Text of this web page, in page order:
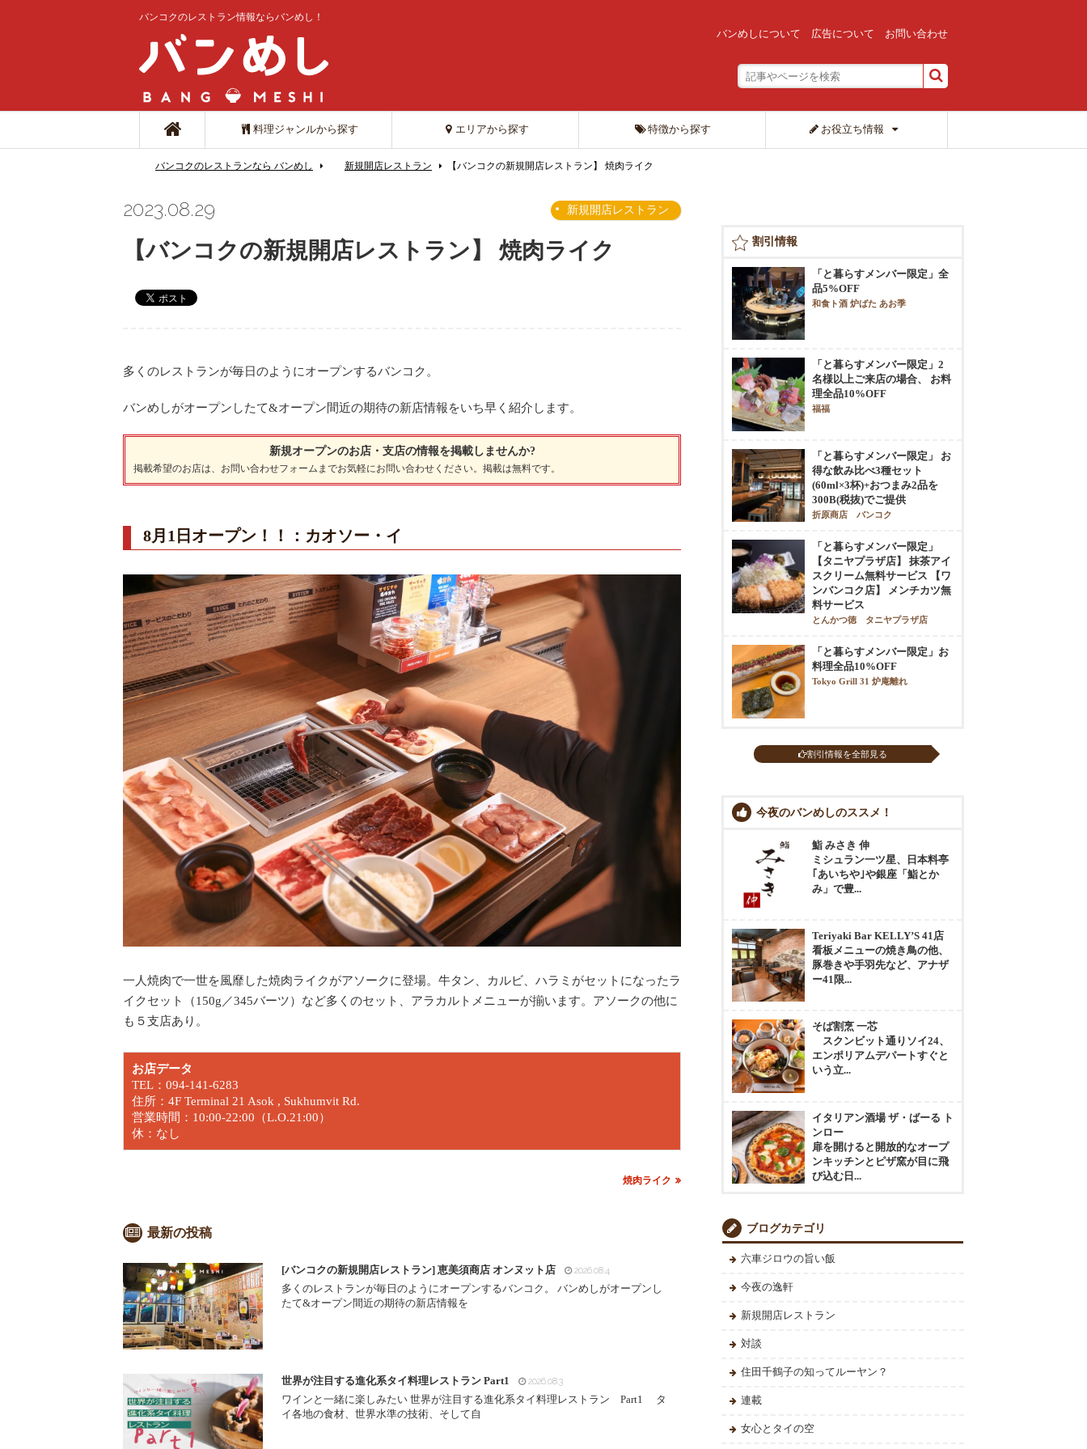
バンコクのレストラン情報ならバンめし！
バンめしについて 広告について お問い合わせ
料理ジャンルから探す エリアから探す 特徴から探す お役立ち情報
バンコクのレストランなら バンめし 新規開店レストラン 【バンコクの新規開店レストラン】 焼肉ライク
2023.08.29 新規開店レストラン
【バンコクの新規開店レストラン】 焼肉ライク
多くのレストランが毎日のようにオープンするバンコク。
バンめしがオープンしたて&オープン間近の期待の新店情報をいち早く紹介します。
新規オープンのお店・支店の情報を掲載しませんか?
掲載希望のお店は、 お問い合わせフォーム までお気軽にお問い合わせください。掲載は無料です。
8月1日オープン！！：カオソー・イ
一人焼肉で一世を風靡した焼肉ライクがアソークに登場。牛タン、カルビ、ハラミがセットになったラ
イクセット（150g／345バーツ）など多くのセット、アラカルトメニューが揃います。アソークの他に
も５支店あり。
お店データ
TEL：094-141-6283
住所：4F Terminal 21 Asok , Sukhumvit Rd.
営業時間：10:00-22:00（L.O.21:00）
休：なし
焼肉ライク
最新の投稿
[バンコクの新規開店レストラン] 恵美須商店 オンヌット店 2026.08.4
多くのレストランが毎日のようにオープンするバンコク。 バンめしがオープンし
たて&オープン間近の期待の新店情報を
世界が注目する進化系タイ料理レストラン Part1 2026.08.3
ワインと一緒に楽しみたい 世界が注目する進化系タイ料理レストラン Part1 タ
イ各地の食材、世界水準の技術、そして自
割引情報
「と暮らすメンバー限定」全
品5%OFF
和食ト酒 炉ばた あお季
「と暮らすメンバー限定」2
名様以上ご来店の場合、 お料
理全品10%OFF
福福
「と暮らすメンバー限定」 お
得な飲み比べ3種セット
(60ml×3杯)+おつまみ2品を
300B(税抜)でご提供
折原商店 バンコク
「と暮らすメンバー限定」
【タニヤプラザ店】 抹茶アイ
スクリーム無料サービス 【ワ
ンバンコク店】 メンチカツ無
料サービス
とんかつ徳 タニヤプラザ店
「と暮らすメンバー限定」お
料理全品10%OFF
Tokyo Grill 31 炉庵離れ
割引情報を全部見る
今夜のバンめしのススメ！
鮨 みさき 伸
ミシュラン一ツ星、日本料亭
｢あいちや｣や銀座「鮨とか
み」で豊...
Teriyaki Bar KELLY’S 41店
看板メニューの焼き鳥の他、
豚巻きや手羽先など、アナザ
ー41限...
そば割烹 一芯
スクンビット通りソイ24、
エンポリアムデパートすぐと
いう立...
イタリアン酒場 ザ・ばーる ト
ンロー
扉を開けると開放的なオープ
ンキッチンとピザ窯が目に飛
び込む日...
ブログカテゴリ
六車ジロウの旨い飯
今夜の逸軒
新規開店レストラン
対談
住田千鶴子の知ってルーヤン？
連載
女心とタイの空